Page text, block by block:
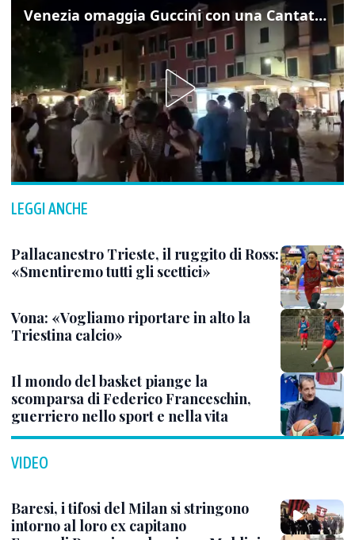
Venezia omaggia Guccini con una Cantata Anarchica in campo Santa Margherita
LEGGI ANCHE
Pallacanestro Trieste, il ruggito di Ross:
«Smentiremo tutti gli scettici»
Vona: «Vogliamo riportare in alto la
Triestina calcio»
Il mondo del basket piange la
scomparsa di Federico Franceschin,
guerriero nello sport e nella vita
VIDEO
Baresi, i tifosi del Milan si stringono
intorno al loro ex capitano